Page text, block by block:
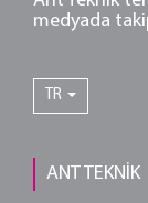
medyada
TR
ANT TEKNİK